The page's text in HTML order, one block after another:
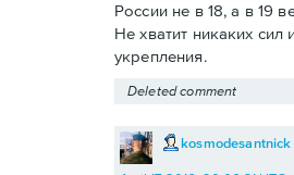
России не в 18, а в 19
Не хватит никаких сил
укрепления.
Deleted comment
kosmodesantnick